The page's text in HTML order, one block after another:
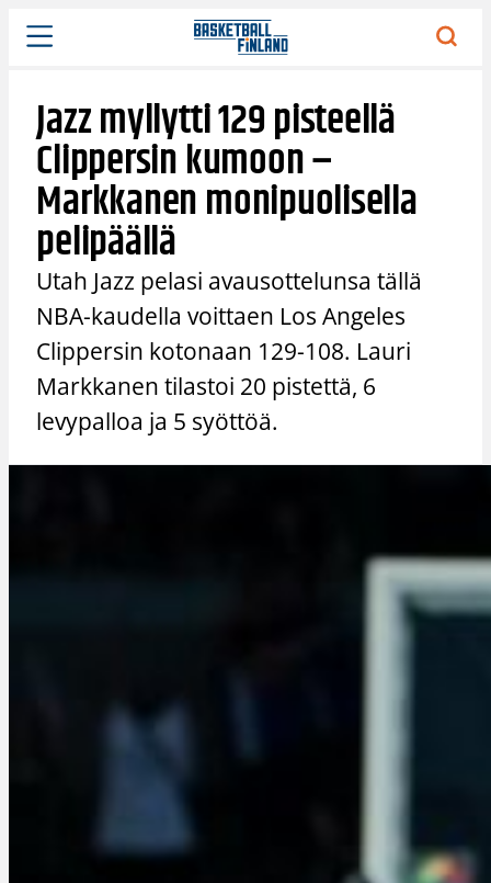
Siirry
sisältöön
Jazz myllytti 129 pisteellä
Clippersin kumoon –
Markkanen monipuolisella
pelipäällä
Utah Jazz pelasi avausottelunsa tällä
NBA-kaudella voittaen Los Angeles
Clippersin kotonaan 129-108. Lauri
Markkanen tilastoi 20 pistettä, 6
levypalloa ja 5 syöttöä.